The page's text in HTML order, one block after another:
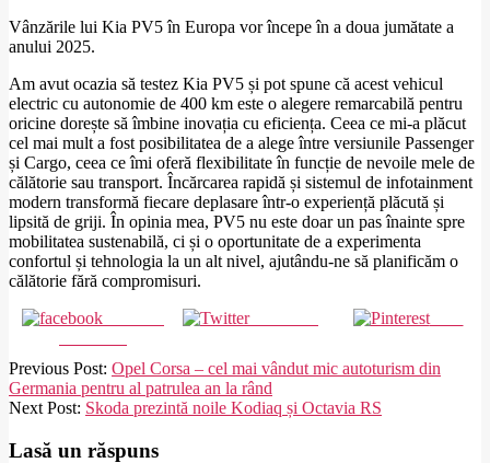
Vânzările lui Kia PV5 în Europa vor începe în a doua jumătate a
anului 2025.
Am avut ocazia să testez Kia PV5 și pot spune că acest vehicul
electric cu autonomie de 400 km este o alegere remarcabilă pentru
oricine dorește să îmbine inovația cu eficiența. Ceea ce mi-a plăcut
cel mai mult a fost posibilitatea de a alege între versiunile Passenger
și Cargo, ceea ce îmi oferă flexibilitate în funcție de nevoile mele de
călătorie sau transport. Încărcarea rapidă și sistemul de infotainment
modern transformă fiecare deplasare într-o experiență plăcută și
lipsită de griji. În opinia mea, PV5 nu este doar un pas înainte spre
mobilitatea sustenabilă, ci și o oportunitate de a experimenta
confortul și tehnologia la un alt nivel, ajutându-ne să planificăm o
călătorie fără compromisuri.
Post on X Save
2025-
02-
27
Previous Post: Opel Corsa – cel mai vândut mic autoturism din
Germania pentru al patrulea an la rând
Next Post: Skoda prezintă noile Kodiaq și Octavia RS
Lasă un răspuns